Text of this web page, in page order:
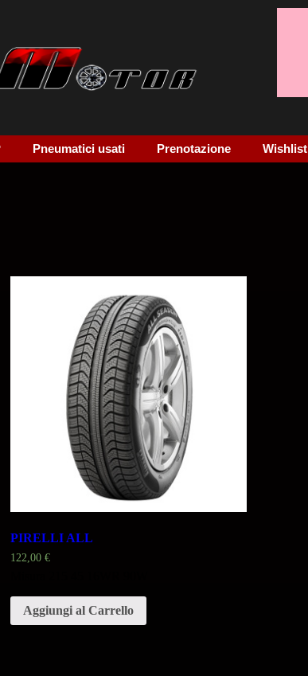
Pneumatici usati Prenotazione Wishlist
PIRELLI ALL
122,00€
Aggiungi al Carrello